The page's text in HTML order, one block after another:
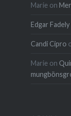
Marie on
Edgar Fadely
Candi Cipro
Marie on